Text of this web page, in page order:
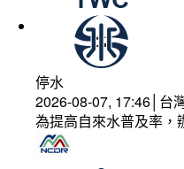
停水
2026-08-07, 17:46│台
為提高自來水普及率